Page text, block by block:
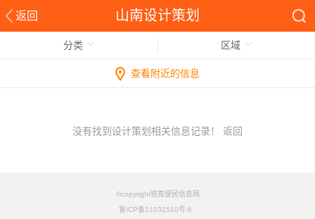
返回 山南设计策划
分类 区域
查看附近的信息
没有找到设计策划相关信息记录！ 返回
©copyright铭竟便民信息网
鲁ICP备11031510号-6